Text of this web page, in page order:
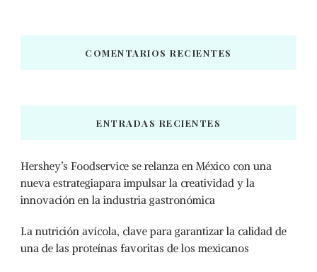
COMENTARIOS RECIENTES
ENTRADAS RECIENTES
Hershey’s Foodservice se relanza en México con una
nueva estrategiapara impulsar la creatividad y la
innovación en la industria gastronómica
La nutrición avícola, clave para garantizar la calidad de
una de las proteínas favoritas de los mexicanos